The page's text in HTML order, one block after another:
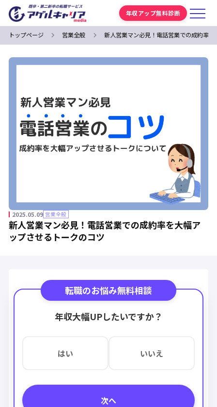
年収アップ無料診断
トップページ 営業全般 新人営業マン必見！電話営業での成約率
2025.05.09 営業全般
新人営業マン必見！電話営業での成約率を大幅ア
ップさせるトークのコツ
転職のお悩み無料相談
年収大幅UPしたいですか？
はい いいえ
次へ